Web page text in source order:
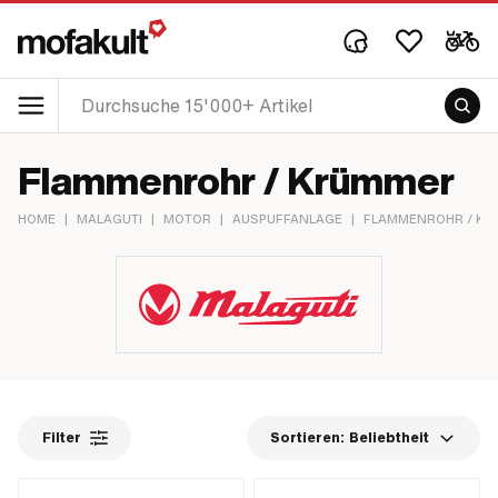
Flammenrohr / Krümmer
HOME | MALAGUTI | MOTOR | AUSPUFFANLAGE | FLAMMENROHR /
Filter Sortieren: Beliebtheit